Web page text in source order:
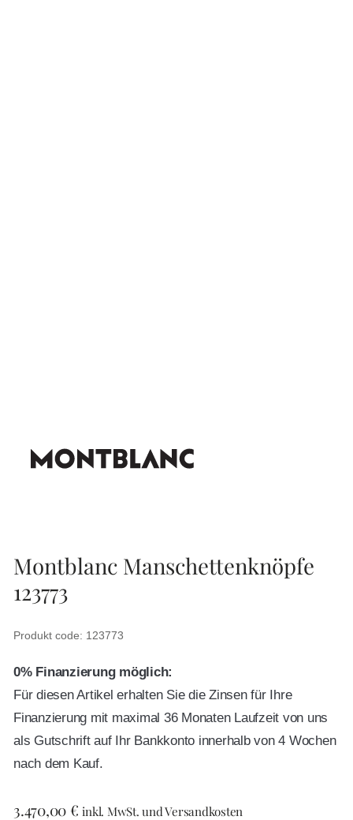
Montblanc Manschettenknöpfe
123773
Produkt code: 123773
0% Finanzierung möglich:
Für diesen Artikel erhalten Sie die Zinsen für Ihre
Finanzierung mit maximal 36 Monaten Laufzeit von uns
als Gutschrift auf Ihr Bankkonto innerhalb von 4 Wochen
nach dem Kauf.
3.470,00€ inkl. MwSt. und Versandkosten